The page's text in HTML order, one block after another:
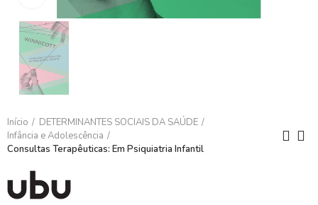
Início
DETERMINANTES SOCIAIS DA SAÚDE
Infância e Adolescência
Consultas Terapêuticas: Em Psiquiatria Infantil